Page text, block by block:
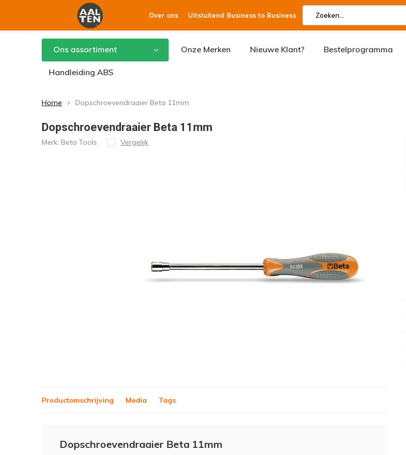
Over ons Uitsluitend Business to Business
Ons assortiment Onze Merken Nieuwe Klant? Bestelprogramma
Handleiding ABS
Home Dopschroevendraaier Beta 11mm
Dopschroevendraaier Beta 11mm
Merk: Beta Tools Vergelijk
Productomschrijving Media Tags
Dopschroevendraaier Beta 11mm